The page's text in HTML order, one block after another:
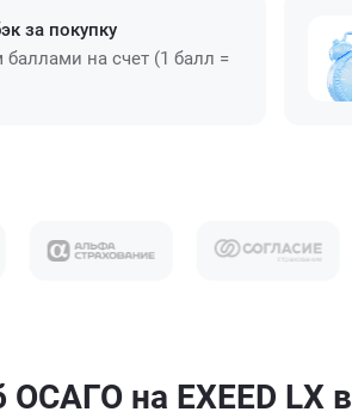
за покупку
на счет (1 балл =
на EXEED LX в